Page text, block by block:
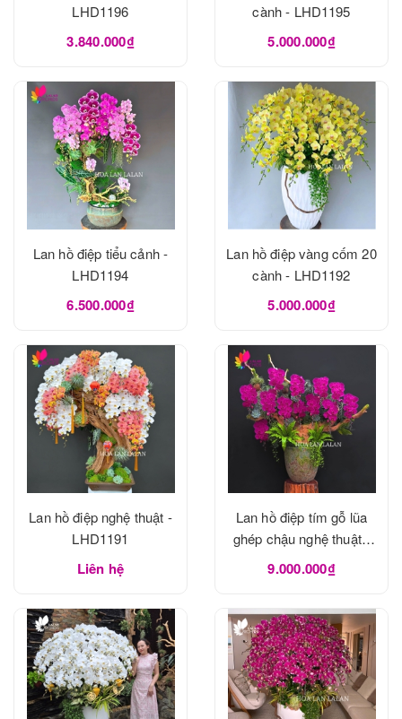
LHD1196
3.840.000₫
cành - LHD1195
5.000.000₫
Lan hồ điệp tiểu cảnh -
LHD1194
6.500.000₫
Lan hồ điệp vàng cốm 20
cành - LHD1192
5.000.000₫
Lan hồ điệp nghệ thuật -
LHD1191
Liên hệ
Lan hồ điệp tím gỗ lũa
ghép chậu nghệ thuật -
LHD1190
9.000.000₫